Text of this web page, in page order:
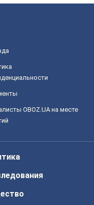
OBOZ.UA на месте